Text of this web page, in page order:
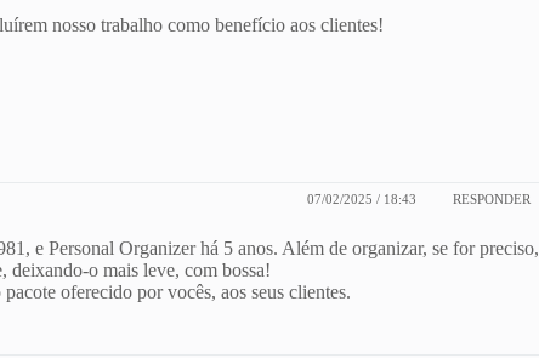
nosso trabalho como benefício aos clientes!
07/02/2025 / 18:43 RESPONDER
e Personal Organizer há 5 anos. Além de organizar, se for preciso,
deixando-o mais leve, com bossa!
oferecido por vocês, aos seus clientes.